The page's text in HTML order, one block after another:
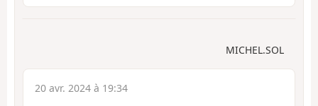
MICHEL.SOL
20 avr. 2024 à 19:34